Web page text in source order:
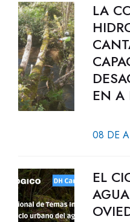
LA
EN A
08 DE
EL